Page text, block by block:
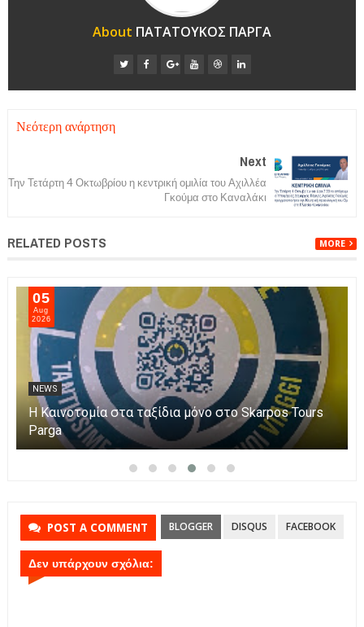
About ΠΑΤΑΤΟΥΚΟΣ ΠΑΡΓΑ
Νεότερη ανάρτηση
Next
Την Τετάρτη 4 Οκτωβρίου η κεντρική ομιλία του Αχιλλέα
Γκούμα στο Καναλάκι
RELATED POSTS MORE
05
Aug
2026
NEWS
Η Καινοτομία στα ταξίδια μόνο στο Skarpos Tours
Parga
POST A COMMENT BLOGGER DISQUS FACEBOOK
Δεν υπάρχουν σχόλια: